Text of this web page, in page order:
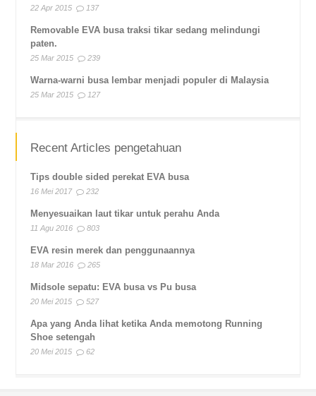
22 Apr 2015 137
Removable EVA busa traksi tikar sedang melindungi
paten.
25 Mar 2015 239
Warna-warni busa lembar menjadi populer di Malaysia
25 Mar 2015 127
Recent Articles pengetahuan
Tips double sided perekat EVA busa
16 Mei 2017 232
Menyesuaikan laut tikar untuk perahu Anda
11 Agu 2016 803
EVA resin merek dan penggunaannya
18 Mar 2016 265
Midsole sepatu: EVA busa vs Pu busa
20 Mei 2015 527
Apa yang Anda lihat ketika Anda memotong Running
Shoe setengah
20 Mei 2015 62